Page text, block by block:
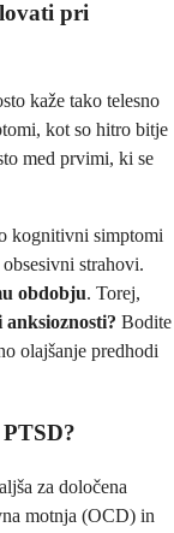
pri
kaže tako telesno
kot so hitro bitje
med prvimi, ki se
kognitivni simptomi
strahovi.
obdobju. Torej,
Bodite
olajšanje predhodi
za določena
motnja (OCD) in